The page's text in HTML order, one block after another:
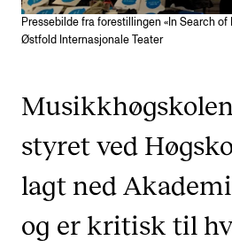
Alle hjelpesider
Eksamen og vitnemål
Timeplaner og undervisning
Utvikling av studieplaner og kurs
Studentenes psykososiale
Pressebilde fra forestillingen «In Search
Østfold Internasjonale Teater
styret ved
lagt ned
og er kritisk til